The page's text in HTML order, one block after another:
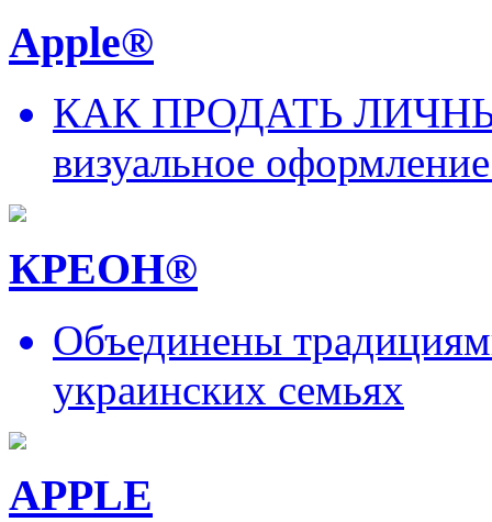
Apple®
КАК ПРОДАТЬ
визуальное
КРЕОН®
Объединены
украинских семьях
APPLE